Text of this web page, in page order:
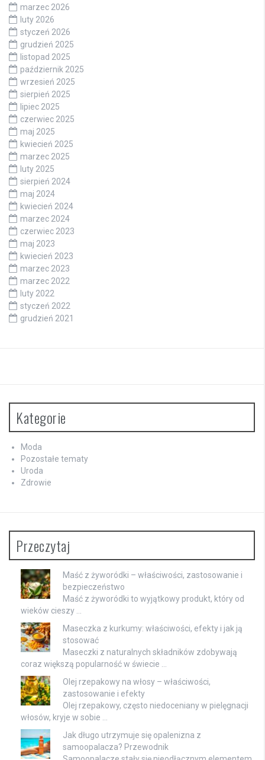
marzec 2026
luty 2026
styczeń 2026
grudzień 2025
listopad 2025
październik 2025
wrzesień 2025
sierpień 2025
lipiec 2025
czerwiec 2025
maj 2025
kwiecień 2025
marzec 2025
luty 2025
sierpień 2024
maj 2024
kwiecień 2024
marzec 2024
czerwiec 2023
maj 2023
kwiecień 2023
marzec 2023
marzec 2022
luty 2022
styczeń 2022
grudzień 2021
Kategorie
Moda
Pozostałe tematy
Uroda
Zdrowie
Przeczytaj
Maść z żyworódki – właściwości, zastosowanie i
bezpieczeństwo
Maść z żyworódki to wyjątkowy produkt, który od
wieków cieszy …
Maseczka z kurkumy: właściwości, efekty i jak ją
stosować
Maseczki z naturalnych składników zdobywają
coraz większą popularność w świecie …
Olej rzepakowy na włosy – właściwości,
zastosowanie i efekty
Olej rzepakowy, często niedoceniany w pielęgnacji
włosów, kryje w sobie …
Jak długo utrzymuje się opalenizna z
samoopalacza? Przewodnik